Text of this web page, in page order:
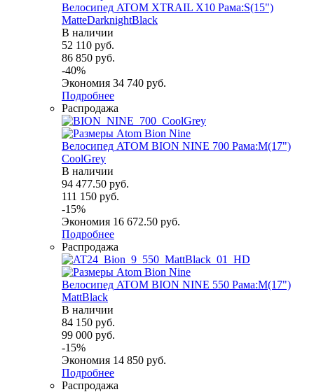
Велосипед ATOM XTRAIL X10 Рама:S(15")
MatteDarknightBlack
В наличии
52 110 руб.
86 850 руб.
-40%
Экономия 34 740 руб.
Подробнее
Распродажа
Велосипед ATOM BION NINE 700 Рама:M(17")
СoolGrey
В наличии
94 477.50 руб.
111 150 руб.
-15%
Экономия 16 672.50 руб.
Подробнее
Распродажа
Велосипед ATOM BION NINE 550 Рама:M(17")
MattBlack
В наличии
84 150 руб.
99 000 руб.
-15%
Экономия 14 850 руб.
Подробнее
Распродажа